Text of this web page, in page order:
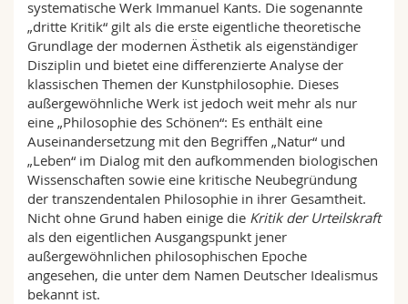
systematische Werk Immanuel Kants. Die sogenannte
„dritte Kritik“ gilt als die erste eigentliche theoretische
Grundlage der modernen Ästhetik als eigenständiger
Disziplin und bietet eine differenzierte Analyse der
klassischen Themen der Kunstphilosophie. Dieses
außergewöhnliche Werk ist jedoch weit mehr als nur
eine „Philosophie des Schönen“: Es enthält eine
Auseinandersetzung mit den Begriffen „Natur“ und
„Leben“ im Dialog mit den aufkommenden biologischen
Wissenschaften sowie eine kritische Neubegründung
der transzendentalen Philosophie in ihrer Gesamtheit.
Nicht ohne Grund haben einige die Kritik der Urteilskraft
als den eigentlichen Ausgangspunkt jener
außergewöhnlichen philosophischen Epoche
angesehen, die unter dem Namen Deutscher Idealismus
bekannt ist.